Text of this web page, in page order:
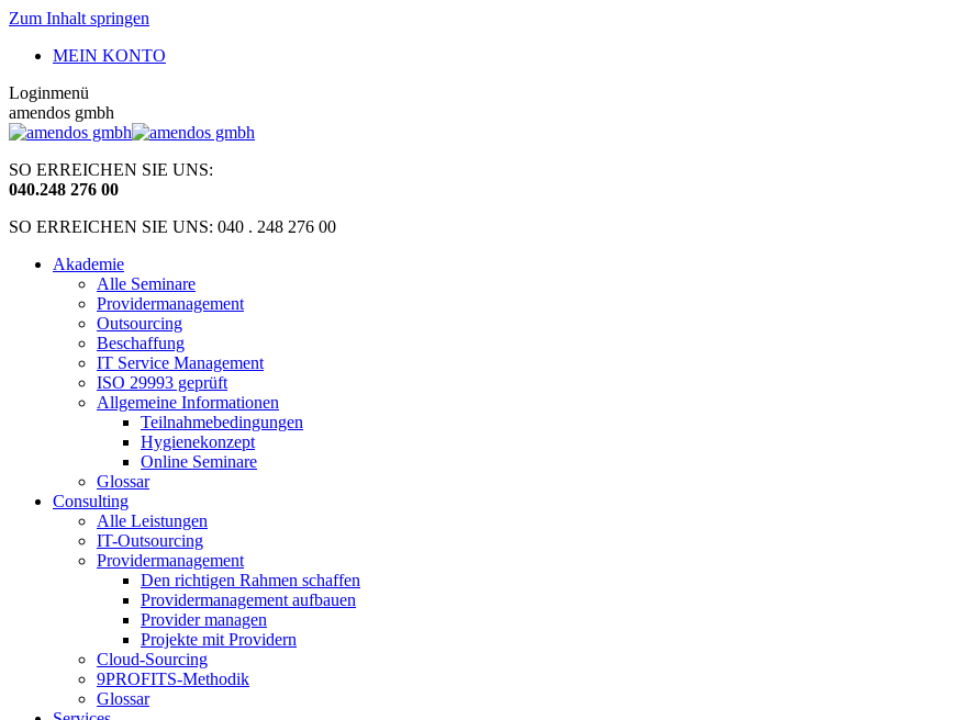
Zum Inhalt springen
MEIN KONTO
Loginmenü
amendos gmbh
SO ERREICHEN SIE UNS:
040.248 276 00
SO ERREICHEN SIE UNS: 040 . 248 276 00
Akademie
Alle Seminare
Providermanagement
Outsourcing
Beschaffung
IT Service Management
ISO 29993 geprüft
Allgemeine Informationen
Teilnahmebedingungen
Hygienekonzept
Online Seminare
Glossar
Consulting
Alle Leistungen
IT-Outsourcing
Providermanagement
Den richtigen Rahmen schaffen
Providermanagement aufbauen
Provider managen
Projekte mit Providern
Cloud-Sourcing
9PROFITS-Methodik
Glossar